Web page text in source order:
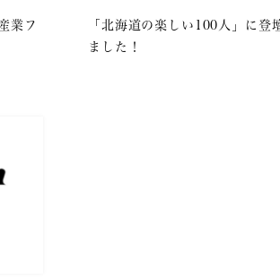
業フ
「北海道の楽しい100人」に登
ました！